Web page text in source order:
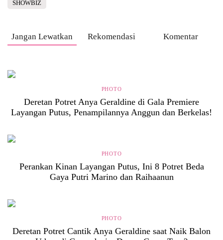
SHOWBIZ
Jangan Lewatkan Rekomendasi Komentar
PHOTO
Deretan Potret Anya Geraldine di Gala Premiere
Layangan Putus, Penampilannya Anggun dan Berkelas!
PHOTO
Perankan Kinan Layangan Putus, Ini 8 Potret Beda
Gaya Putri Marino dan Raihaanun
PHOTO
Deretan Potret Cantik Anya Geraldine saat Naik Balon